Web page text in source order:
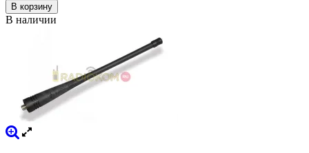
В корзину
В наличии